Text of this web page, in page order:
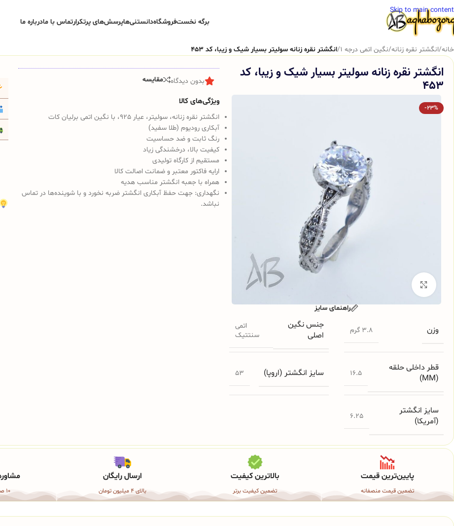
Skip to main content
برگه نخستفروشگاهدانستنی‌هاپرسش‌های پرتکرارتماس با مادرباره ما
خانه/انگشتر نقره زنانه/نگین اتمی درجه 1 /انگشتر نقره زنانه سولیتر بسیار شیک و زیبا، کد 453
انگشتر نقره زنانه سولیتر بسیار شیک و زیبا، کد
453
-23%
وزن 3.8 گرم
جنس نگین
اصلی
اتمی
سنتتیک
قطر داخلی حلقه
(MM)
16.5 سایز انگشتر (اروپا) 53
سایز انگشتر
(آمریکا)
6.25
راهنمای سایز
بدون دیدگاه مقایسه
ویژگی‌های کالا
انگشتر نقره زنانه، سولیتر، عیار 925، با نگین اتمی برلیان کات
آبکاری رودیوم (طلا سفید)
رنگ ثابت و ضد حساسیت
کیفیت بالا، درخشندگی زیاد
مستقیم از کارگاه تولیدی
ارایه فاکتور معتبر و ضمانت اصالت کالا
همراه با جعبه انگشتر مناسب هدیه
نگهداری:جهت حفظ آبکاری انگشتر ضربه نخورد و با شوینده‌ها در تماس
نباشد.
پایین‌ترین قیمت
تضمین قیمت منصفانه
بالاترین کیفیت
تضمین کیفیت برتر
ارسال رایگان
بالای 4 میلیون تومان 10 صبح تا 8 شب